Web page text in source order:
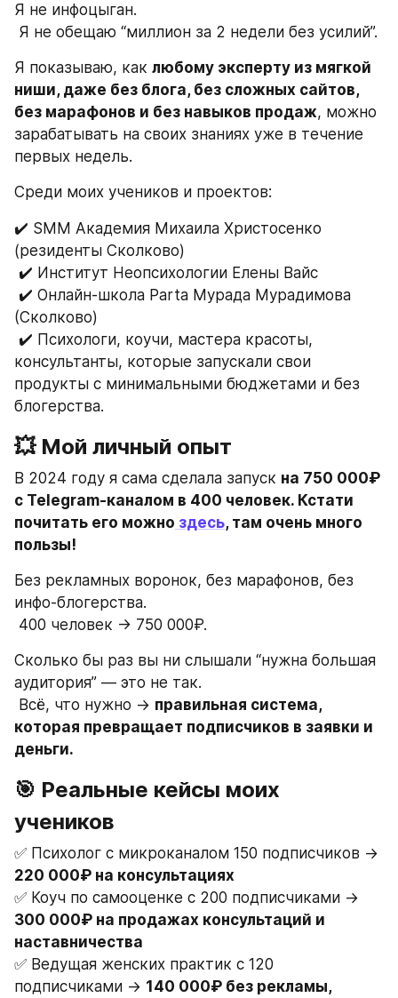
Я не инфоцыган.
Я не обещаю “миллион за 2 недели без усилий”.
Я показываю, как любому эксперту из мягкой
ниши, даже без блога, без сложных сайтов,
без марафонов и без навыков продаж, можно
зарабатывать на своих знаниях уже в течение
первых недель.
Среди моих учеников и проектов:
✔️ SMM Академия Михаила Христосенко
(резиденты Сколково)
✔️ Институт Неопсихологии Елены Вайс
(Сколково)
консультанты, которые запускали свои
продукты с минимальными бюджетами и без
блогерства.
💥 Мой личный опыт
В 2024 году я сама сделала запуск на 750 000₽
с Telegram-каналом в 400 человек. Кстати
почитать его можно здесь, там очень много
пользы!
Без рекламных воронок, без марафонов, без
инфо-блогерства.
400 человек → 750 000₽.
Сколько бы раз вы ни слышали “нужна большая
аудитория” — это не так.
Всё, что нужно → правильная система,
которая превращает подписчиков в заявки и
деньги.
🎯 Реальные кейсы моих
учеников
220 000₽ на консультациях
300 000₽ на продажах консультаций и
наставничества
✅ Ведущая женских практик с 120
подписчиками → 140 000₽ без рекламы,